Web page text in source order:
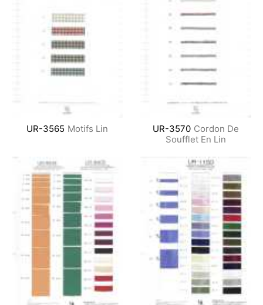
UR-3565 Motifs Lin UR-3570 Cordon De
Soufflet En Lin